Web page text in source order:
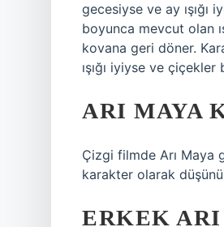
gecesiyse ve ay ışığı
boyunca mevcut olan
kovana geri döner.
ışığı iyiyse ve
ARI MAYA
Çizgi filmde Arı Maya
karakter olarak
ERKEK